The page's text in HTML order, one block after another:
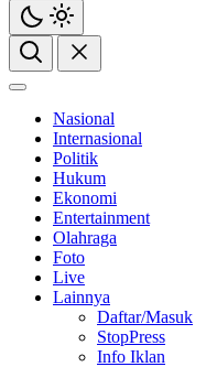
Nasional
Internasional
Politik
Hukum
Ekonomi
Entertainment
Olahraga
Foto
Live
Lainnya
Daftar/Masuk
StopPress
Info Iklan